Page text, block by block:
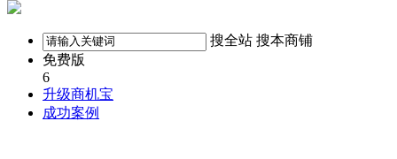
搜全站 搜本商铺
免费版
6
升级商机宝
成功案例